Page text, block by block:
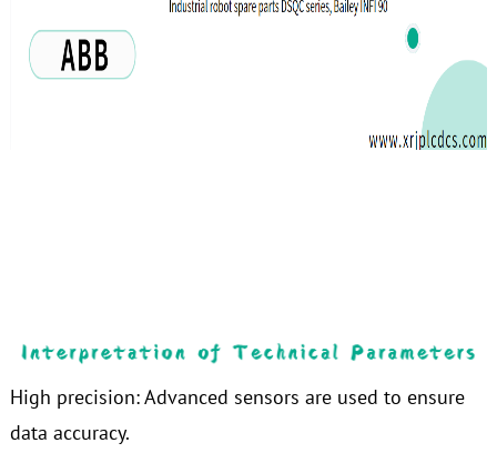
High precision: Advanced sensors are used to ensure
data accuracy.